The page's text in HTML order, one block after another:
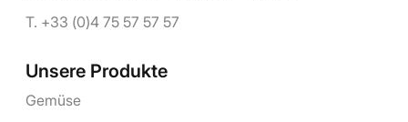
T. +33 (0)4 75 57 57 57
Unsere Produkte
Gemüse